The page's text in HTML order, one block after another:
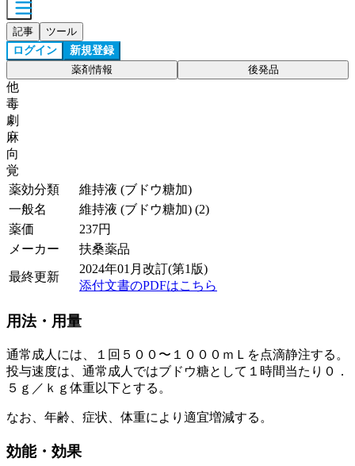
記事 ツール
ログイン 新規登録
薬剤情報 後発品
他
毒
劇
麻
向
覚
薬効分類
維持液 (ブドウ糖加)
一般名
維持液 (ブドウ糖加) (2)
薬価
237円
メーカー
扶桑薬品
最終更新
2024年01月改訂(第1版)
添付文書のPDFはこちら
用法・用量
通常成人には、１回５００〜１０００ｍＬを点滴静注する。
投与速度は、通常成人ではブドウ糖として１時間当たり０．
５ｇ／ｋｇ体重以下とする。
なお、年齢、症状、体重により適宜増減する。
効能・効果